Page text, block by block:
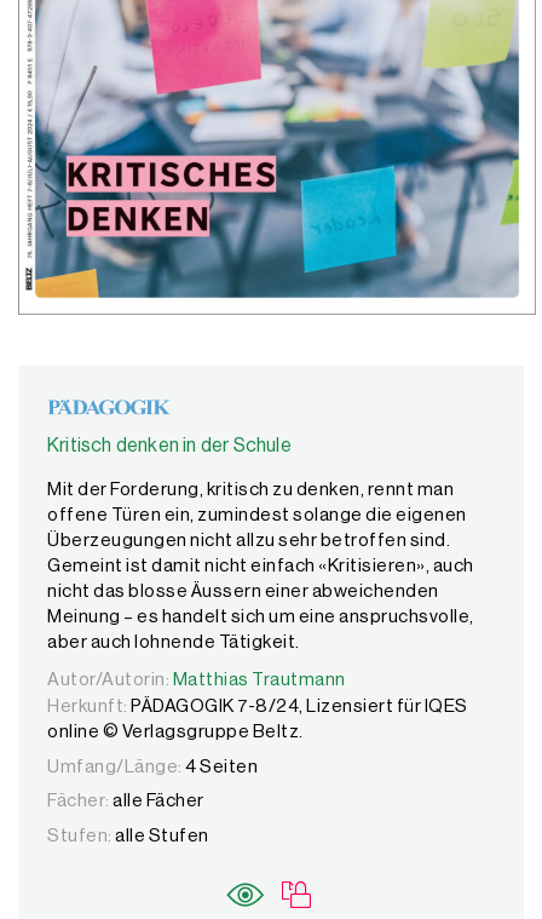
Kritisch denken in der Schule
Mit der Forderung, kritisch zu denken, rennt man
offene Türen ein, zumindest solange die eigenen
Überzeugungen nicht allzu sehr betroffen sind.
Gemeint ist damit nicht einfach «Kritisieren», auch
nicht das blosse Äussern einer abweichenden
Meinung – es handelt sich um eine anspruchsvolle,
aber auch lohnende Tätigkeit.
Autor/Autorin: Matthias Trautmann
Autor/Autorin: Matthias Trautmann
Herkunft: PÄDAGOGIK 7-8/24, Lizensiert für IQES
online © Verlagsgruppe Beltz.
Umfang/Länge: 4 Seiten
Fächer: alle Fächer
Stufen: alle Stufen